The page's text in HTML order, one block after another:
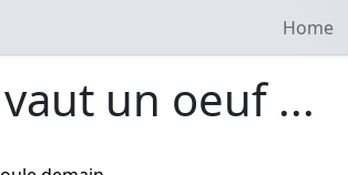
Home
un oeuf ...